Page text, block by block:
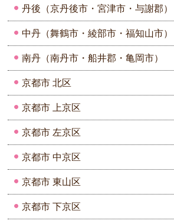
丹後（京丹後市・宮津市・与謝郡）
中丹（舞鶴市・綾部市・福知山市）
南丹（南丹市・船井郡・亀岡市）
京都市 北区
京都市 上京区
京都市 左京区
京都市 中京区
京都市 東山区
京都市 下京区